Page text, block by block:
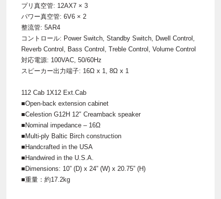
プリ真空管: 12AX7 × 3
パワー真空管: 6V6 × 2
整流管: 5AR4
コントロール: Power Switch, Standby Switch, Dwell Control,
Reverb Control, Bass Control, Treble Control, Volume Control
対応電源: 100VAC, 50/60Hz
スピーカー出力端子: 16Ω x 1, 8Ω x 1
112 Cab 1X12 Ext.Cab
■Open-back extension cabinet
■Celestion G12H 12″ Creamback speaker
■Nominal impedance – 16Ω
■Multi-ply Baltic Birch construction
■Handcrafted in the USA
■Handwired in the U.S.A.
■Dimensions: 10” (D) x 24” (W) x 20.75” (H)
■重量：約17.2kg